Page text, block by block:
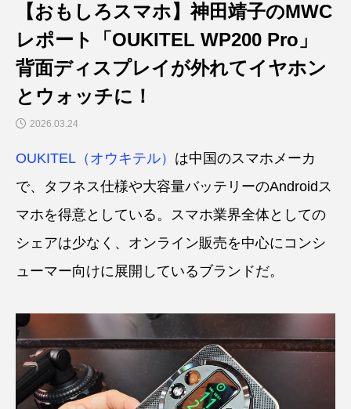
【おもしろスマホ】神田靖子のMWC
レポート「OUKITEL WP200 Pro」
背面ディスプレイが外れてイヤホン
とウォッチに！
2026.03.24
OUKITEL（オウキテル） は中国のスマホメーカ
で、タフネス仕様や大容量バッテリーのAndroidス
マホを得意としている。スマホ業界全体としての
シェアは少なく、オンライン販売を中心にコンシ
ューマー向けに展開しているブランドだ。